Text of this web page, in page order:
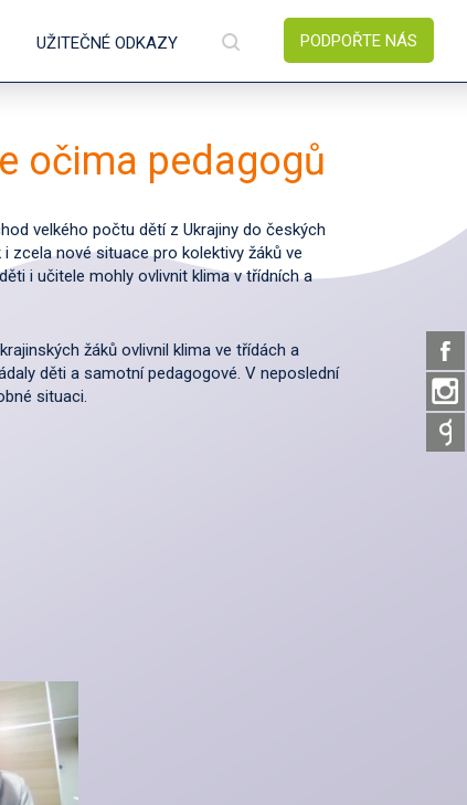
PODPOŘTE NÁS
UŽITEČNÉ ODKAZY
očima pedagogů
velkého počtu dětí z Ukrajiny do českých
zcela nové situace pro kolektivy žáků ve
i učitele mohly ovlivnit klima v třídních a
žáků ovlivnil klima ve třídách a
děti a samotní pedagogové. V neposlední
situaci.